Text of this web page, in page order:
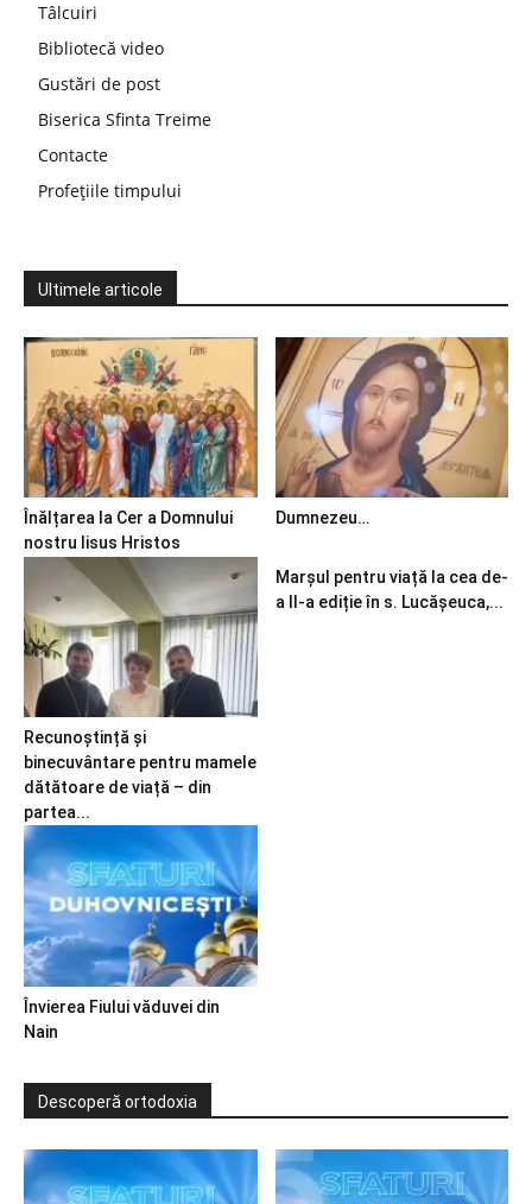
Tâlcuiri
Bibliotecă video
Gustări de post
Biserica Sfinta Treime
Contacte
Profețiile timpului
Ultimele articole
Înălțarea la Cer a Domnului
nostru Iisus Hristos
Dumnezeu…
Recunoștință și
binecuvântare pentru mamele
dătătoare de viață – din
partea...
Marșul pentru viață la cea de-
a II-a ediție în s. Lucășeuca,...
Învierea Fiului văduvei din
Nain
Descoperă ortodoxia